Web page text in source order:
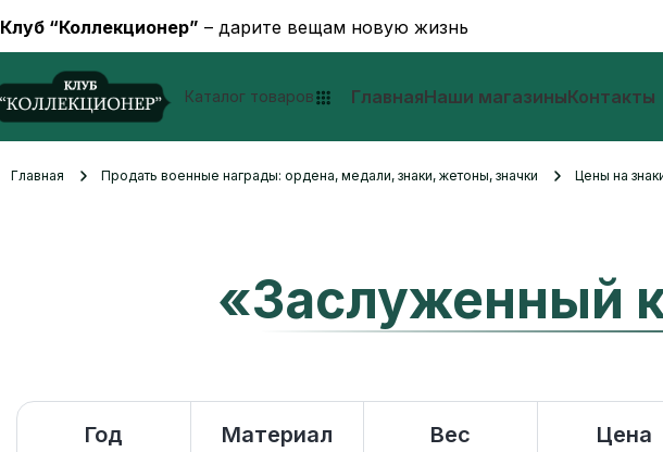
Клуб “Коллекционер” – дарите вещам новую жизнь
Каталог товаров ГлавнаяНаши магазиныКонтакты
Главная Продать военные награды: ордена, медали, знаки, жетоны, значки Цены на
«Заслуженный
Год Материал Вес Цена